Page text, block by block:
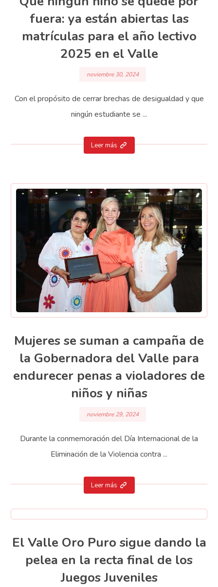
fuera: ya están abiertas las
matrículas para el año lectivo
2025 en el Valle
noviembre 30, 2024
Con el propósito de cerrar brechas de desigualdad y que
ningún estudiante se ...
Leer más
Mujeres se suman a campaña de
la Gobernadora del Valle para
endurecer penas a violadores de
niños y niñas
noviembre 29, 2024
Durante la conmemoración del Día Internacional de la
Eliminación de la Violencia contra ...
Leer más
El Valle Oro Puro sigue dando la
pelea en la recta final de los
Juegos Juveniles